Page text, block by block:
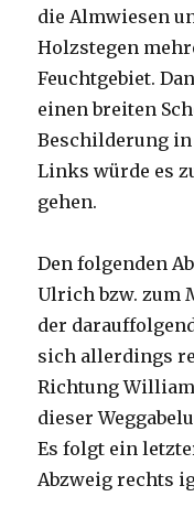
die Almwiesen
Holzstegen
Feuchtgebiet.
einen breiten
Beschilderung
Links würde es
gehen.
Den folgenden
Ulrich bzw. zum
der
sich allerdings
Richtung
dieser
Es folgt ein
Abzweig rechts